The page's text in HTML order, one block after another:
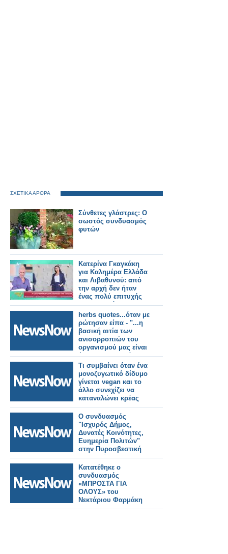
ΣΧΕΤΙΚΑ ΑΡΘΡΑ
Σύνθετες γλάστρες: Ο
σωστός συνδυασμός
φυτών
Κατερίνα Γκαγκάκη
για Καλημέρα Ελλάδα
και Λιβαθυνού: από
την αρχή δεν ήταν
ένας πολύ επιτυχής
συνδυασμός - Η Άννα
ίσως δεν ήταν έτοιμη
herbs quotes...όταν με
ρώτησαν είπα - "...η
βασική αιτία των
ανισορροπιών του
οργανισμού μας είναι
ένας συνδυασμός
κακής διατροφής,
έλλειψης
ενδιαφερόντων,
καθιστικής ζωής και
έκθεσης σε
περιβαλλοντικές
τοξίνες.
Τι συμβαίνει όταν ένα
μονοζυγωτικό δίδυμο
γίνεται vegan και το
άλλο συνεχίζει να
καταναλώνει κρέας
Ο συνδυασμός
"Ισχυρός Δήμος,
Δυνατές Κοινότητες,
Ευημερία Πολιτών"
στην Πυροσβεστική
Υπηρεσία
Μεσολογγίου
Κατατέθηκε ο
συνδυασμός
«ΜΠΡΟΣΤΑ ΓΙΑ
ΟΛΟΥΣ» του
Νεκτάριου Φαρμάκη